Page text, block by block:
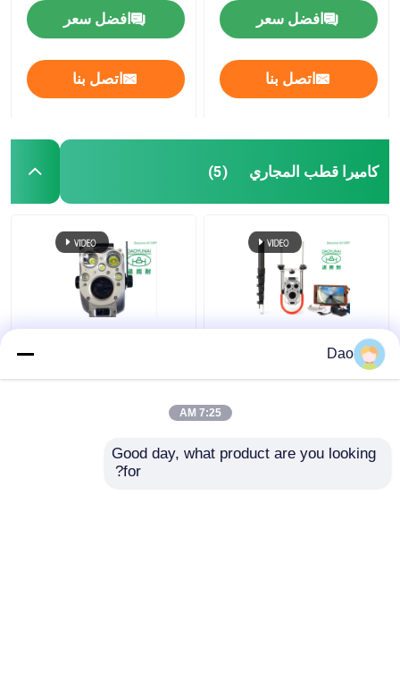
افضل سعر
اتصل بنا
افضل سعر
اتصل بنا
كاميرا قطب المجاري (5)
كاميرا فحص العمود
التلسكوبي لنظام فحص
الصرف مياه العواصف
Dao
7:25 AM
Good day, what product are you looking
for?